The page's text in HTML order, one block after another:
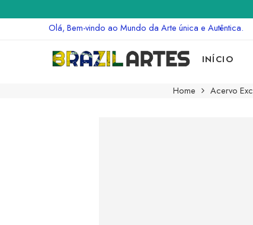
Olá, Bem-vindo ao Mundo da Arte única e Autêntica.
INÍCIO
Home Acervo